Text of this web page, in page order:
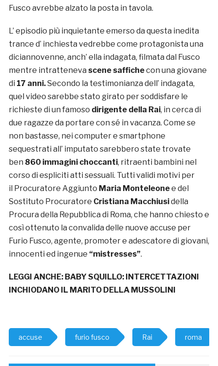
Fusco avrebbe alzato la posta in tavola.
L’ episodio più inquietante emerso da questa inedita
trance d’ inchiesta vedrebbe come protagonista una
diciannovenne, anch’ ella indagata, filmata dal Fusco
mentre intratteneva scene saffichecon una giovane
di 17 anni.Secondo la testimonianza dell’ indagata,
quel video sarebbe stato girato per soddisfare le
richieste di un famoso dirigente della Rai, in cerca di
due ragazze da portare con sé in vacanza. Come se
non bastasse, nei computer e smartphone
sequestrati all’ imputato sarebbero state trovate
ben 860 immagini choccanti, ritraenti bambini nel
corso di espliciti atti sessuali. Tutti validi motivi per
il Procuratore Aggiunto Maria Monteleonee del
Sostituto Procuratore Cristiana Macchiusidella
Procura della Repubblica di Roma, che hanno chiesto e
così ottenuto la convalida delle nuove accuse per
Furio Fusco, agente, promoter e adescatore di giovani,
innocenti ed ingenue “mistresses”.
LEGGI ANCHE: BABY SQUILLO: INTERCETTAZIONI
INCHIODANO IL MARITO DELLA MUSSOLINI
accuse furio fusco Rai roma